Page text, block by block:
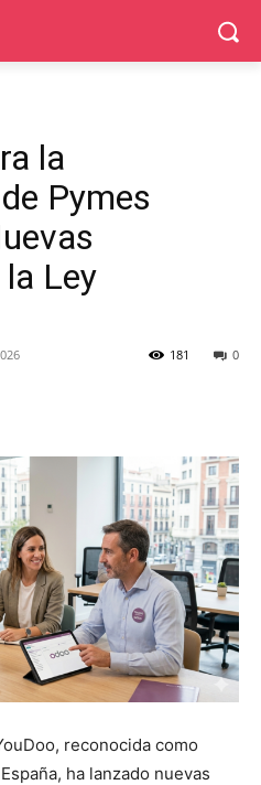
la
Pymes
Ley
0
181
reconocida como
ha lanzado nuevas